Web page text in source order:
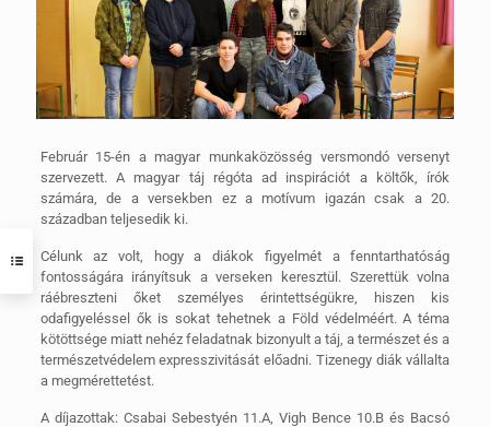
Február 15-én a magyar munkaközösség versmondó versenyt
szervezett. A magyar táj régóta ad inspirációt a költők, írók
számára, de a versekben ez a motívum igazán csak a 20.
században teljesedik ki.
Célunk az volt, hogy a diákok figyelmét a fenntarthatóság
fontosságára irányítsuk a verseken keresztül. Szerettük volna
ráébreszteni őket személyes érintettségükre, hiszen kis
odafigyeléssel ők is sokat tehetnek a Föld védelméért. A téma
kötöttsége miatt nehéz feladatnak bizonyult a táj, a természet és a
természetvédelem expresszivitását előadni. Tizenegy diák vállalta
a megmérettetést.
A díjazottak: Csabai Sebestyén 11.A, Vigh Bence 10.B és Bacsó